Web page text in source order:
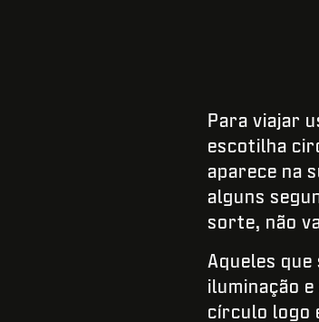
Para viajar
escotilha
aparece na
alguns
sorte, não
Aqueles
iluminação
círculo logo